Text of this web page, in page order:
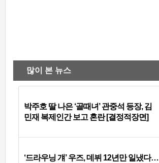
많이 본 뉴스
박주호 딸 나은 ‘골때녀’ 관중석 등장, 김
민재 복제인간 보고 혼란 [결정적장면]
‘드라우닝 걔’ 우즈, 데뷔 12년만 일냈다…